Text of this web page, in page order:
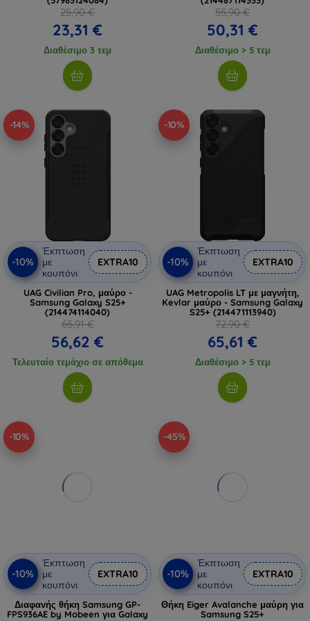
25,90 €
23,31 €
Διαθέσιμο 3 τεμ
55,90 €
50,31 €
Διαθέσιμο > 5 τεμ
-14%
-10%
Έκπτωση
με
κουπόνι
EXTRA10
UAG Civilian Pro, μαύρο -
Samsung Galaxy S25+
(214474114040)
65,91 €
56,62 €
Τελευταίο τεμάχιο σε απόθεμα
-10%
-10%
Έκπτωση
με
κουπόνι
EXTRA10
UAG Metropolis LT με μαγνήτη,
Kevlar μαύρο - Samsung Galaxy
S25+ (214471113940)
72,90 €
65,61 €
Διαθέσιμο > 5 τεμ
-10%
-10%
Έκπτωση
με
κουπόνι
EXTRA10
Διαφανής θήκη Samsung GP-
FPS936AE by Mobeen για Galaxy
-45%
-10%
Έκπτωση
με
κουπόνι
EXTRA10
Θήκη Eiger Avalanche μαύρη για
Samsung S25+